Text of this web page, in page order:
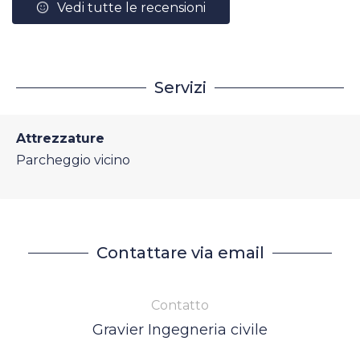
Vedi tutte le recensioni
Servizi
Attrezzature
Parcheggio vicino
Contattare via email
Contatto
Gravier Ingegneria civile